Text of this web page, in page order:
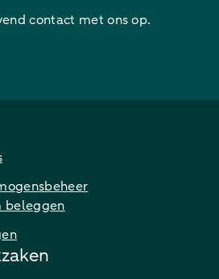
contact met ons op.
beleggen